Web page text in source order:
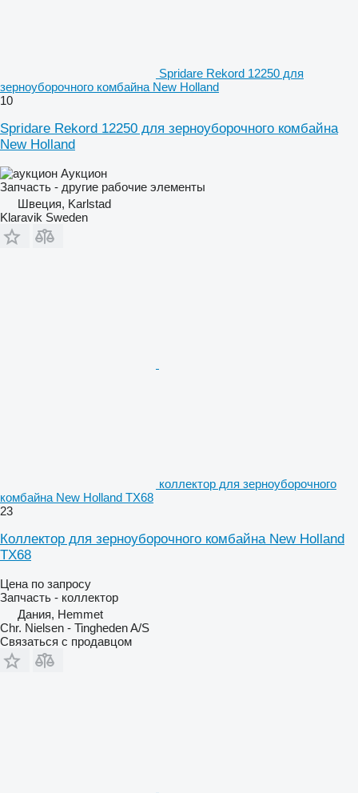
Spridare Rekord 12250 для
зерноуборочного комбайна New Holland
10
Spridare Rekord 12250 для зерноуборочного комбайна
New Holland
Аукцион
Запчасть - другие рабочие элементы
Швеция, Karlstad
Klaravik Sweden
коллектор для зерноуборочного
комбайна New Holland TX68
23
Коллектор для зерноуборочного комбайна New Holland
TX68
Цена по запросу
Запчасть - коллектор
Дания, Hemmet
Chr. Nielsen - Tingheden A/S
Связаться с продавцом